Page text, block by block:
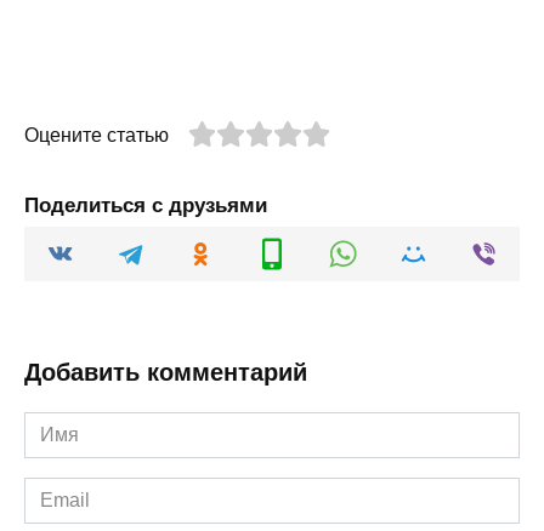
Оцените статью
Поделиться с друзьями
Добавить комментарий
Имя
*
Email
*